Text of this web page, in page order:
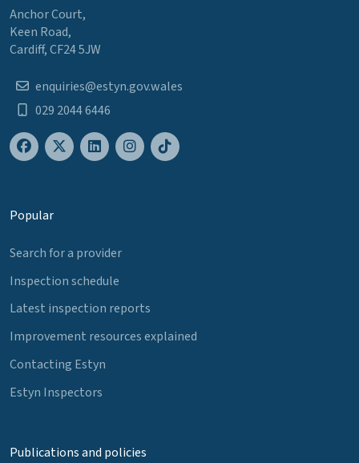
Anchor Court,
Keen Road,
Cardiff, CF24 5JW
enquiries@estyn.gov.wales
029 2044 6446
Popular
Search for a provider
Inspection schedule
Latest inspection reports
Improvement resources explained
Contacting Estyn
Estyn Inspectors
Publications and policies